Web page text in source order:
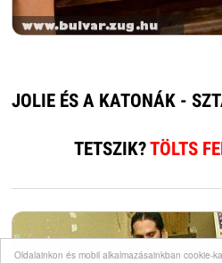
Oldalainkon és mobil alkalmazásainkban cookie-
JOLIE ÉS A KATONÁK -
TETSZIK?TÖLTS